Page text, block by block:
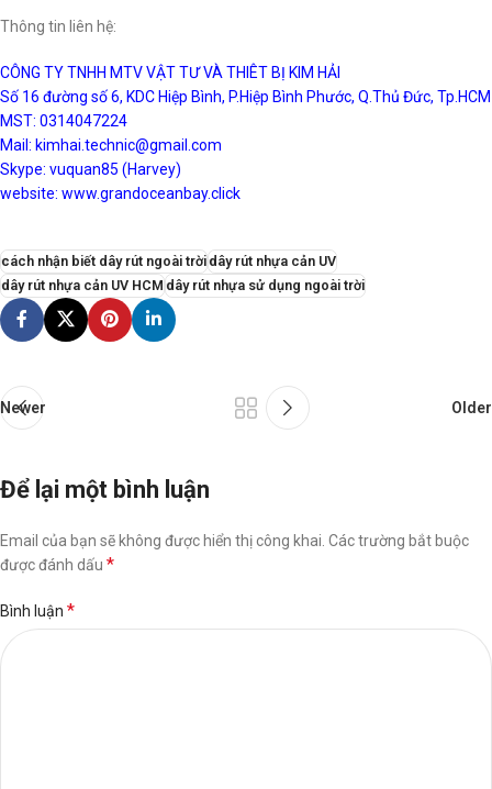
Thông tin liên hệ:
CÔNG TY TNHH MTV VẬT TƯ VÀ THIÊT BỊ KIM HẢI
Số 16 đường số 6, KDC Hiệp Bình, P.Hiệp Bình Phước, Q.Thủ Đức, Tp.HCM
MST: 0314047224
Mail: kimhai.technic@gmail.com
Skype: vuquan85 (Harvey)
website: www.grandoceanbay.click
cách nhận biết dây rút ngoài trờidây rút nhựa cản UV
dây rút nhựa cản UV HCM dây rút nhựa sử dụng ngoài trời
Newer Older
Để lại một bình luận
Email của bạn sẽ không được hiển thị công khai. Các trường bắt buộc
được đánh dấu *
Bình luận *